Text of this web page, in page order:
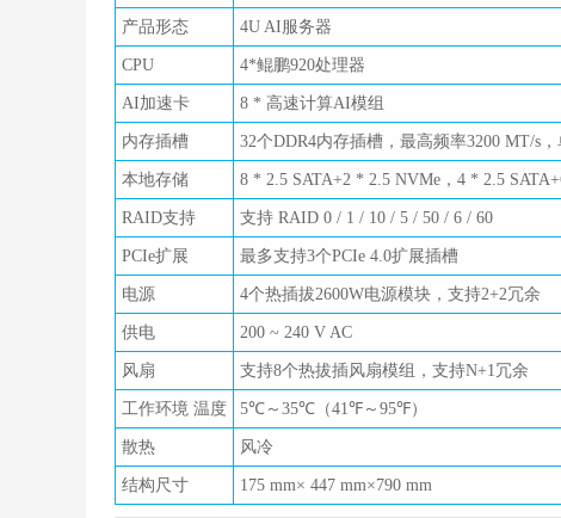
产品形态 4U AI服务器
CPU 4*鲲鹏920处理器
AI加速卡 8 * 高速计算AI模组
内存插槽 32个DDR4内存插槽，最高频率3200 MT/s
本地存储 8 * 2.5 SATA+2 * 2.5 NVMe，4 * 2.5
RAID支持 支持 RAID 0 / 1 / 10 / 5 / 50 / 6 / 60
PCIe扩展 最多支持3个PCIe 4.0扩展插槽
电源 4个热插拔2600W电源模块，支持2+2冗余
供电 200 ~ 240 V AC
风扇 支持8个热拔插风扇模组，支持N+1冗余
工作环境 温度 5℃～35℃（41℉～95℉）
散热 风冷
结构尺寸 175 mm× 447 mm×790 mm